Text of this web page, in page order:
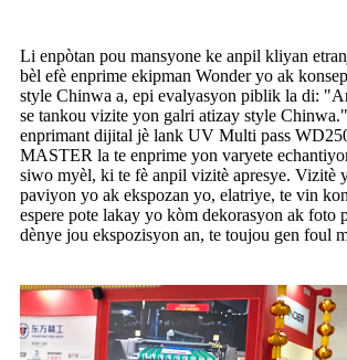
Li enpòtan pou mansyone ke anpil kliyan
bèl efè enprime ekipman Wonder yo ak
style Chinwa a, epi evalyasyon piblik la di:
se tankou vizite yon galri atizay style
enprimant dijital jè lank UV Multi pass
MASTER la te enprime yon varyete
siwo myèl, ki te fè anpil vizitè apresye. Vizitè
paviyon yo ak ekspozan yo, elatriye, te vin
espere pote lakay yo kòm dekorasyon ak foto
dènye jou ekspozisyon an, te toujou gen foul